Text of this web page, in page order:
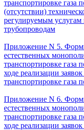
транспортировке газа
(отсутствии)
регулируемым услугам
трубопроводам
Приложение N 5.
естественных
транспортировке газа
ходе реализации
транспортировке газа
Приложение N 6.
естественных
транспортировке газа
ходе реализации